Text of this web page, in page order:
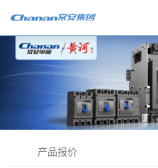
产品报价